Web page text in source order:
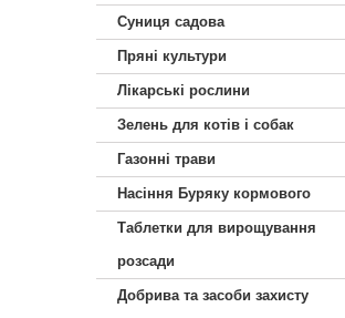
Суниця садова
Пряні культури
Лікарські рослини
Зелень для котів і собак
Газонні трави
Насіння Буряку кормового
Таблетки для вирощування
розсади
Добрива та засоби захисту